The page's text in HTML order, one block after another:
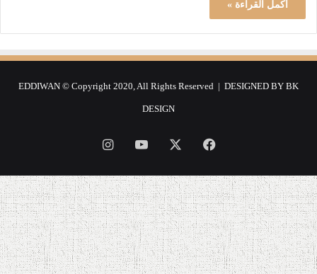
أكمل القراءة »
EDDIWAN © Copyright 2020, All Rights Reserved | DESIGNED BY BK
DESIGN
فيسبوك ‫YouTube